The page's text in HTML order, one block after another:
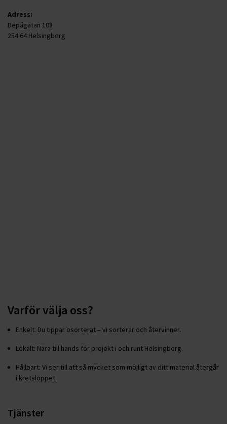
Adress:
Depågatan 108
254 64 Helsingborg
Varför välja oss?
Enkelt: Du tippar osorterat – vi sorterar och återvinner.
Lokalt: Nära till hands för projekt i och runt Helsingborg.
Hållbart: Vi ser till att så mycket som möjligt av ditt material återgår
i kretsloppet.
Tjänster